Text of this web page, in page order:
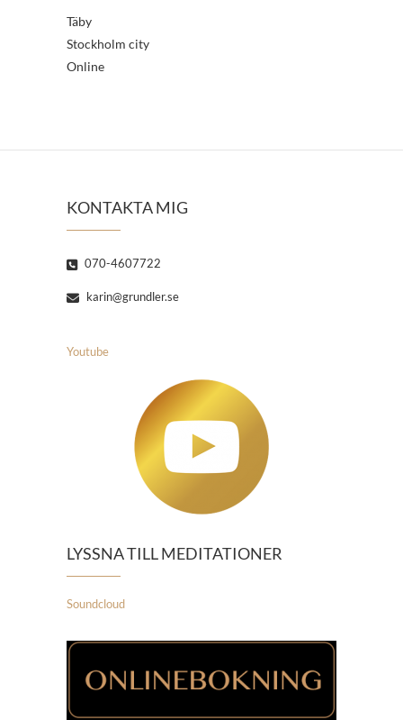
Täby
Stockholm city
Online
KONTAKTA MIG
070-4607722
karin@grundler.se
Youtube
LYSSNA TILL MEDITATIONER
Soundcloud